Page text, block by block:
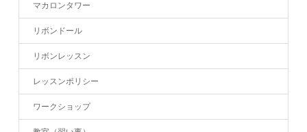
マカロンタワー
リボンドール
リボンレッスン
レッスンポリシー
ワークショップ